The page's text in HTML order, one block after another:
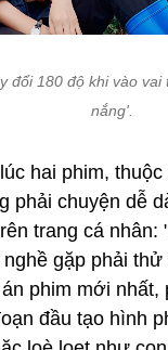
đổi 180 độ khi vào
nắng'.
hai phim,
phải chuyện dễ
trang cá nhân:
gặp phải
phim mới nhất,
đầu tạo hình